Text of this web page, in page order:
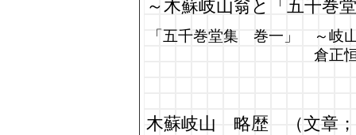
～木蘇岐山翁と「五千巻
「五千巻堂集 巻一」 ～岐
倉正
木蘇岐山 略歴 （文章